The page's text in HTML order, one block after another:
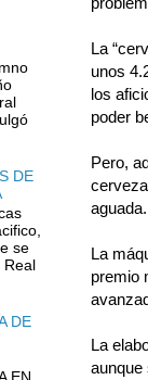
La
unos
los
poder
Pero,
aguada.
La
premio
La
aunque
DE
se
Real
DE
EN